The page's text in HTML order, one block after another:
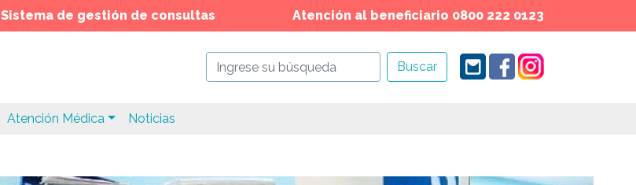
Sistema de gestión de consultas Atención al beneficiario 0800 222 0123
Buscar
Atención Médica Noticias